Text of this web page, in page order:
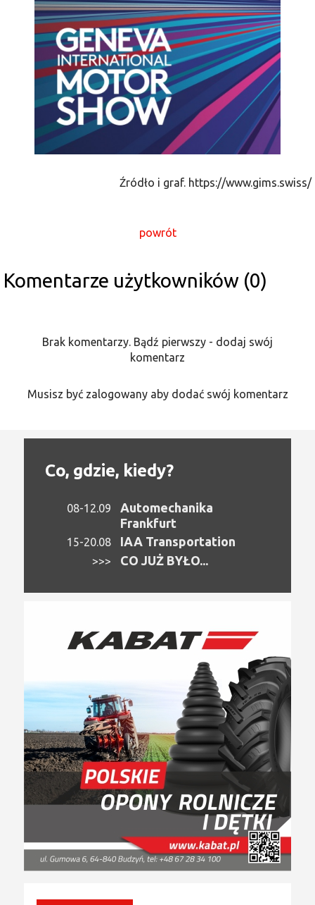
Źródło i graf. https://www.gims.swiss/
powrót
Komentarze użytkowników (0)
Brak komentarzy. Bądź pierwszy - dodaj swój
komentarz
Musisz być zalogowany aby dodać swój komentarz
Co, gdzie, kiedy?
08-12.09
Automechanika
Frankfurt
15-20.08 IAA Transportation
>>> CO JUŻ BYŁO...